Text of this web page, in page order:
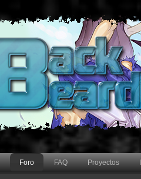
Foro FAQ Proyectos